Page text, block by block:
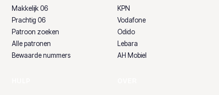
Makkelijk 06
Prachtig 06
Patroon zoeken
Alle patronen
Bewaarde nummers
KPN
Vodafone
Odido
Lebara
AH Mobiel